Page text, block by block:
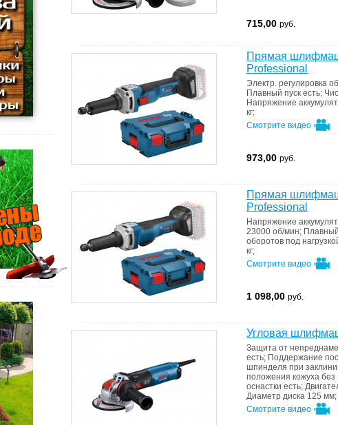
715,00 руб.
Прямая
Professional
Электр. регулировка
Плавный пуск есть;
Напряжение
кг;
Смотрите видео
973,00 руб.
Прямая
Professional
Напряжение
23000 об/мин;
оборотов под
кг;
Смотрите видео
1 098,00 руб.
Угловая
Защита от
есть; Поддержание
шпинделя при
положения кожуха без
оснастки есть;
Диаметр диска 125 мм;
Смотрите видео